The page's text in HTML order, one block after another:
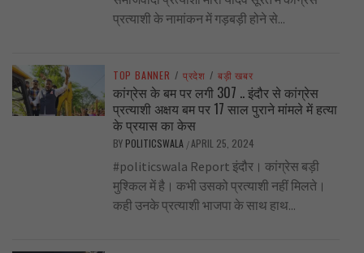
प्रत्याशी के नामांकन में गड़बड़ी होने से...
TOP BANNER / प्रदेश / बड़ी खबर
कांग्रेस के बम पर लगी 307 .. इंदौर से कांग्रेस
प्रत्याशी अक्षय बम पर 17 साल पुराने मांमले में हत्या
के प्रयास का केस
BY POLITICSWALA /APRIL 25, 2024
#politicswala Report इंदौर। कांग्रेस बड़ी
मुश्किल में है। कभी उसको प्रत्याशी नहीं मिलते।
कही उनके प्रत्याशी भाजपा के साथ हाथ...